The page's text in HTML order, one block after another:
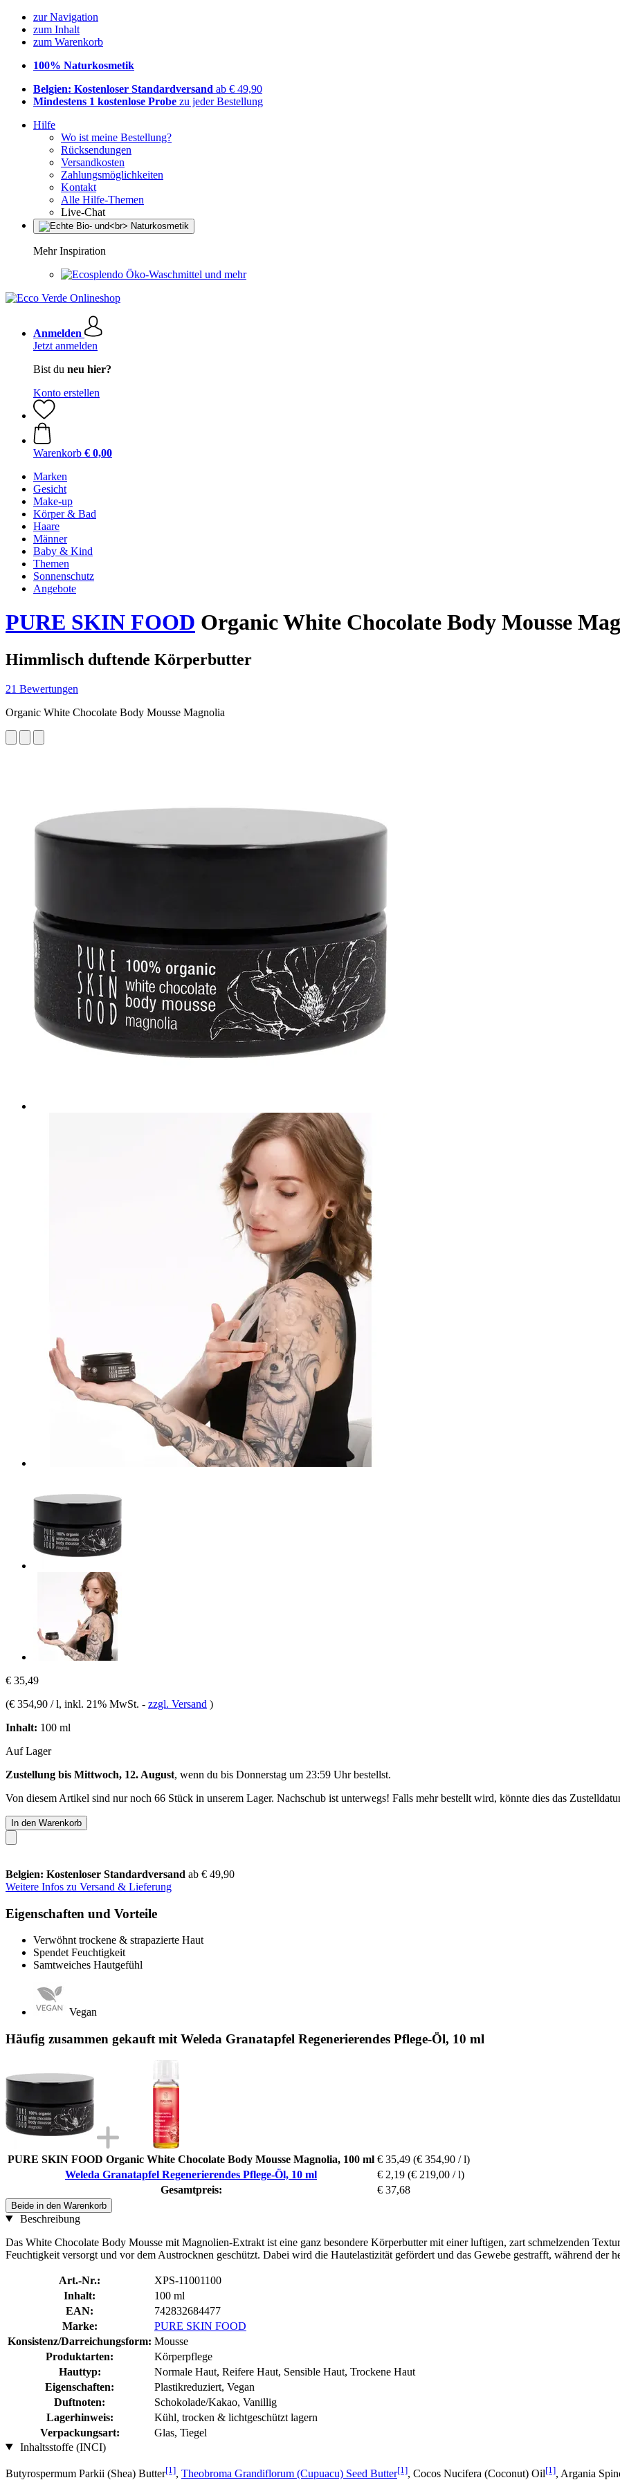
zur Navigation
zum Inhalt
zum Warenkorb
100% Naturkosmetik
Belgien: Kostenloser Standardversand ab € 49,90
Mindestens 1 kostenlose Probe zu jeder Bestellung
Hilfe
Wo ist meine Bestellung?
Rücksendungen
Versandkosten
Zahlungsmöglichkeiten
Kontakt
Alle Hilfe-Themen
Live-Chat
Mehr Inspiration
Öko-Waschmittel und mehr
Anmelden
Jetzt anmelden
Bist du neu hier?
Konto erstellen
Warenkorb € 0,00
Marken
Gesicht
Make-up
Körper & Bad
Haare
Männer
Baby & Kind
Themen
Sonnenschutz
Angebote
PURE SKIN FOOD Organic White Chocolate Body Mousse
Himmlisch duftende Körperbutter
21 Bewertungen
Organic White Chocolate Body Mousse Magnolia
€ 35,49
(€ 354,90 / l, inkl. 21% MwSt. - zzgl. Versand )
Inhalt: 100 ml
Auf Lager
Zustellung bis Mittwoch, 12. August, wenn du bis Donnerstag um 23:59 Uhrbestellst.
Von diesem Artikel sind nur noch 66 Stück in unserem Lager. Nachschub ist unterwegs! Falls mehr bestellt wird, könnte dies das
In den Warenkorb
Belgien: Kostenloser Standardversand ab € 49,90
Weitere Infos zu Versand & Lieferung
Eigenschaften und Vorteile
Verwöhnt trockene & strapazierte Haut
Spendet Feuchtigkeit
Samtweiches Hautgefühl
Vegan
Häufig zusammen gekauft mit Weleda Granatapfel Regenerierendes Pflege-Öl, 10 ml
PURE SKIN FOOD Organic White Chocolate Body Mousse Magnolia, 100 ml € 35,49 (€ 354,90 / l)
Weleda Granatapfel Regenerierendes Pflege-Öl, 10 ml
€ 2,19 (€ 219,00 / l)
Gesamtpreis:
€ 37,68
Beide in den Warenkorb
Beschreibung
Das White Chocolate Body Mousse mit Magnolien-Extrakt ist eine ganz besondere Körperbutter mit einer luftigen, zart schmelzenden
Feuchtigkeit versorgt und vor dem Austrocknen geschützt. Dabei wird die Hautelastizität gefördert und das Gewebe gestrafft, während
Art.-Nr.:
XPS-11001100
Inhalt:
100 ml
EAN:
742832684477
Marke:
PURE SKIN FOOD
Konsistenz/Darreichungsform: Mousse
Produktarten:
Körperpflege
Hauttyp:
Normale Haut, Reifere Haut, Sensible Haut, Trockene Haut
Eigenschaften:
Plastikreduziert, Vegan
Duftnoten:
Schokolade/Kakao, Vanillig
Lagerhinweis:
Kühl, trocken & lichtgeschützt lagern
Verpackungsart:
Glas, Tiegel
Inhaltsstoffe (INCI)
Butyrospermum Parkii (Shea) Butter[1], Theobroma Grandiflorum (Cupuacu) Seed Butter[1], Cocos Nucifera (Coconut) Oil[1], Argania